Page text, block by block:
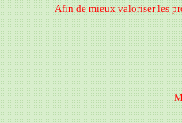
Afin de mieux valoriser les